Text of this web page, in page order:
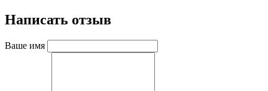
Написать отзыв
Ваше имя